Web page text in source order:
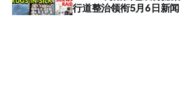
行道整治领衔5月6日新闻